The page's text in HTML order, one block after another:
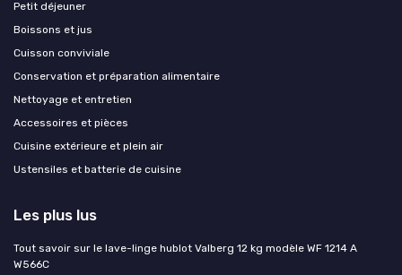
Petit déjeuner
Boissons et jus
Cuisson conviviale
Conservation et préparation alimentaire
Nettoyage et entretien
Accessoires et pièces
Cuisine extérieure et plein air
Ustensiles et batterie de cuisine
Les plus lus
Tout savoir sur le lave-linge hublot Valberg 12 kg modèle WF 1214 A
W566C